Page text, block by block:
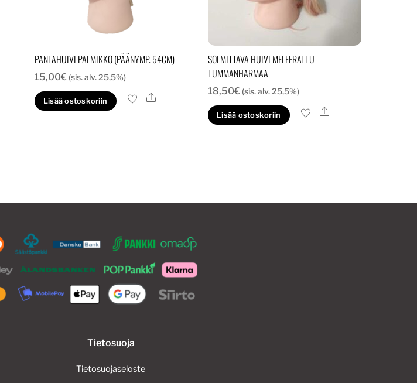
PANTAHUIVI PALMIKKO (PÄÄNYMP. 54CM)
15,00€ (sis. alv. 25,5%)
Lisää ostoskoriin Ale
SOLMITTAVA HUIVI MELEERATTU
TUMMANHARMAA
18,50€ (sis. alv. 25,5%)
Lisää ostoskoriin Ale
Tietosuoja
Tietosuojaseloste